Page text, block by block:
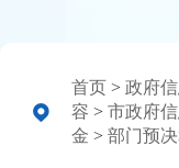
首页 > 政府
容 > 市政府
金 > 部门预